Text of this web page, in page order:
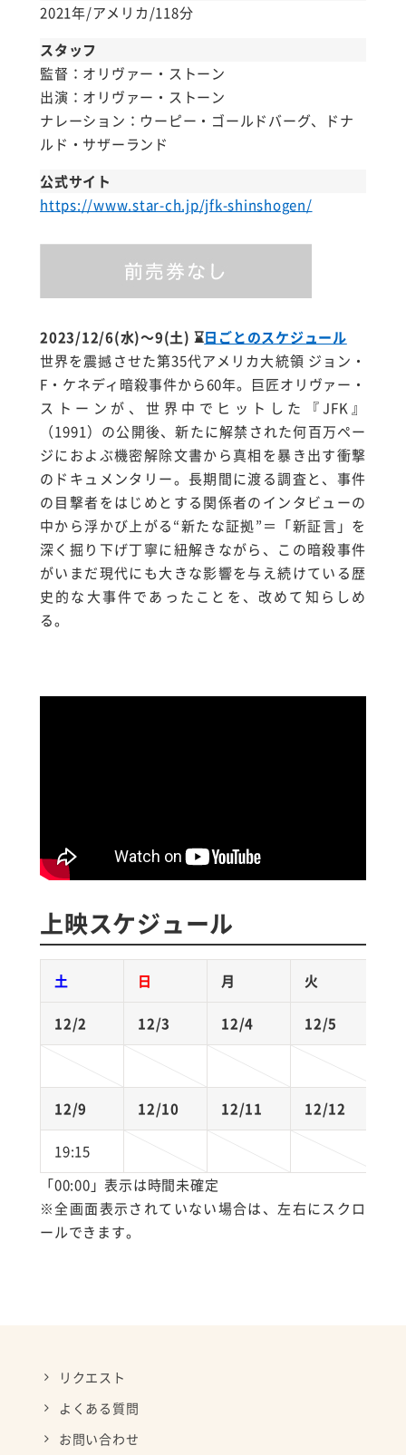
2021年/アメリカ/118分
スタッフ
監督：オリヴァー・ストーン
出演：オリヴァー・ストーン
ナレーション：ウーピー・ゴールドバーグ、ドナ
ルド・サザーランド
公式サイト
https://www.star-ch.jp/jfk-shinshogen/
2023/12/6(水)～9(土) ⌛日ごとのスケジュール
世界を震撼させた第35代アメリカ大統領 ジョン・
F ・ケネディ暗殺事件から60年。巨匠オリヴァー・
ストーンが、世界中でヒットした『JFK 』
（1991）の公開後、新たに解禁された何百万ペー
ジにおよぶ機密解除文書から真相を暴き出す衝撃
のドキュメンタリー。長期間に渡る調査と、事件
の目撃者をはじめとする関係者のインタビューの
中から浮かび上がる“新たな証拠”＝「新証言」を
深く掘り下げ丁寧に紐解きながら、この暗殺事件
がいまだ現代にも大きな影響を与え続けている歴
史的な大事件であったことを、改めて知らしめ
る。
上映スケジュール
土 日 月 火
12/2 12/3 12/4 12/5
12/9 12/10 12/11 12/12
19:15
「00:00」表示は時間未確定
※全画面表示されていない場合は、左右にスクロ
ールできます。
リクエスト
よくある質問
お問い合わせ